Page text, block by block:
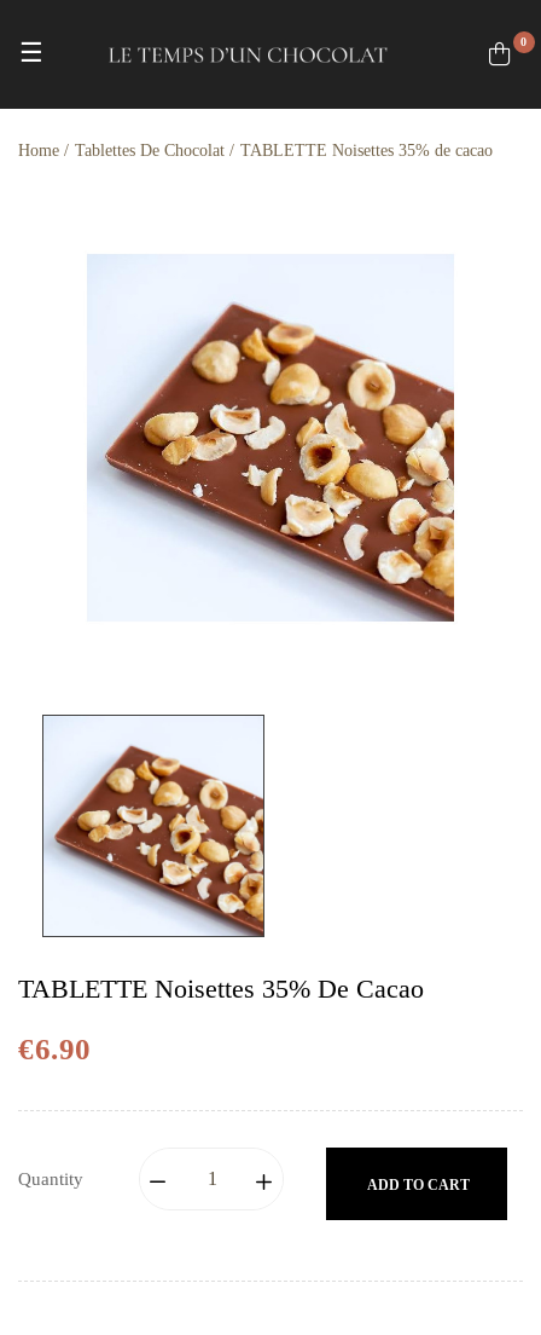
Toggle navigation
☰ 0
Home Tablettes De Chocolat TABLETTE Noisettes 35% de cacao
TABLETTE Noisettes 35% De Cacao
€6.90
Quantity ADD TO CART